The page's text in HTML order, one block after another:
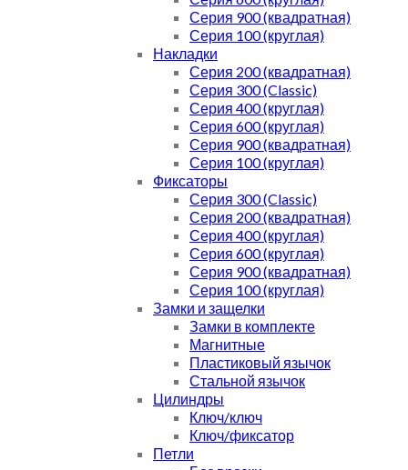
Серия 900 (квадратная)
Серия 100 (круглая)
Накладки
Серия 200 (квадратная)
Серия 300 (Classic)
Серия 400 (круглая)
Серия 600 (круглая)
Серия 900 (квадратная)
Серия 100 (круглая)
Фиксаторы
Серия 300 (Classic)
Серия 200 (квадратная)
Серия 400 (круглая)
Серия 600 (круглая)
Серия 900 (квадратная)
Серия 100 (круглая)
Замки и защелки
Замки в комплекте
Магнитные
Пластиковый язычок
Стальной язычок
Цилиндры
Ключ/ключ
Ключ/фиксатор
Петли